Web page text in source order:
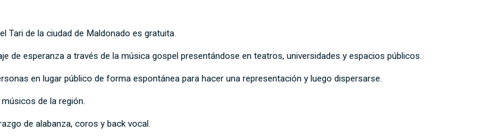
Tari de la ciudad de Maldonado es gratuita.
de esperanza a través de la música gospel presentándose en teatros, universidades y espacios públicos.
en lugar público de forma espontánea para hacer una representación y luego dispersarse.
de la región.
de alabanza, coros y back vocal.